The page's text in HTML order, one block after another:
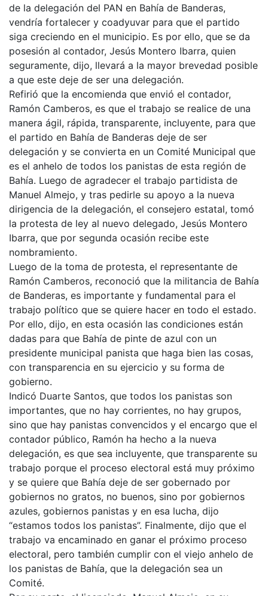
de la delegación del PAN en Bahía de Banderas,
vendría fortalecer y coadyuvar para que el partido
siga creciendo en el municipio. Es por ello, que se da
posesión al contador, Jesús Montero Ibarra, quien
seguramente, dijo, llevará a la mayor brevedad posible
a que este deje de ser una delegación.
Refirió que la encomienda que envió el contador,
Ramón Camberos, es que el trabajo se realice de una
manera ágil, rápida, transparente, incluyente, para que
el partido en Bahía de Banderas deje de ser
delegación y se convierta en un Comité Municipal que
es el anhelo de todos los panistas de esta región de
Bahía. Luego de agradecer el trabajo partidista de
Manuel Almejo, y tras pedirle su apoyo a la nueva
dirigencia de la delegación, el consejero estatal, tomó
la protesta de ley al nuevo delegado, Jesús Montero
Ibarra, que por segunda ocasión recibe este
nombramiento.
Luego de la toma de protesta, el representante de
Ramón Camberos, reconoció que la militancia de Bahía
de Banderas, es importante y fundamental para el
trabajo político que se quiere hacer en todo el estado.
Por ello, dijo, en esta ocasión las condiciones están
dadas para que Bahía de pinte de azul con un
presidente municipal panista que haga bien las cosas,
con transparencia en su ejercicio y su forma de
gobierno.
Indicó Duarte Santos, que todos los panistas son
importantes, que no hay corrientes, no hay grupos,
sino que hay panistas convencidos y el encargo que el
contador público, Ramón ha hecho a la nueva
delegación, es que sea incluyente, que transparente su
trabajo porque el proceso electoral está muy próximo
y se quiere que Bahía deje de ser gobernado por
gobiernos no gratos, no buenos, sino por gobiernos
azules, gobiernos panistas y en esa lucha, dijo
“estamos todos los panistas”. Finalmente, dijo que el
trabajo va encaminado en ganar el próximo proceso
electoral, pero también cumplir con el viejo anhelo de
los panistas de Bahía, que la delegación sea un
Comité.